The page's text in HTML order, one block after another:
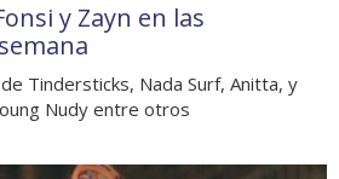
y Zayn en las
Tindersticks, Nada Surf, Anitta, y
Nudy entre otros